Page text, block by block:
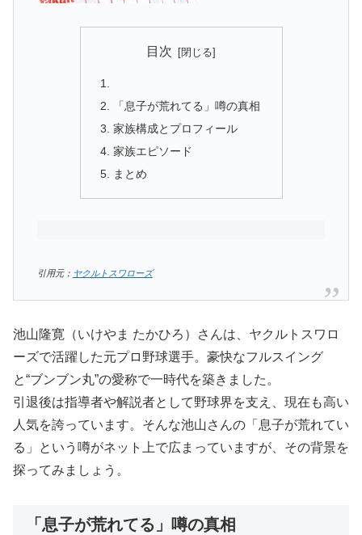
目次
「息子が荒れてる」噂の真相
家族構成とプロフィール
家族エピソード
まとめ
引用元： ヤクルトスワローズ
池山隆寛（いけやま たかひろ）さんは、ヤクルトスワロ
ーズで活躍した元プロ野球選手。豪快なフルスイング
と“ブンブン丸”の愛称で一時代を築きました。
引退後は指導者や解説者として野球界を支え、現在も高い
人気を誇っています。そんな池山さんの「息子が荒れてい
る」という噂がネット上で広まっていますが、その背景を
探ってみましょう。
「息子が荒れてる」噂の真相